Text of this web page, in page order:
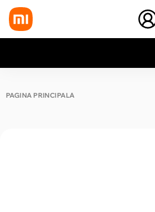
PAGINA PRINCIPALĂ